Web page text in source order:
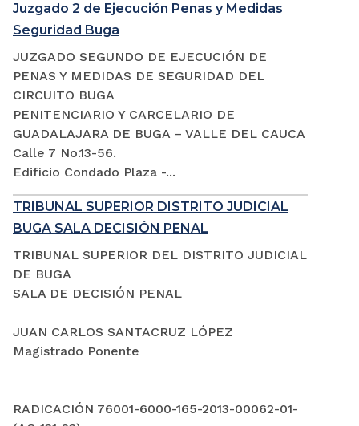
Juzgado 2 de Ejecución Penas y Medidas
Seguridad Buga
JUZGADO SEGUNDO DE EJECUCIÓN DE
PENAS Y MEDIDAS DE SEGURIDAD DEL
CIRCUITO BUGA
PENITENCIARIO Y CARCELARIO DE
GUADALAJARA DE BUGA – VALLE DEL CAUCA
Calle 7 No.13-56.
Edificio Condado Plaza -...
TRIBUNAL SUPERIOR DISTRITO JUDICIAL
BUGA SALA DECISIÓN PENAL
TRIBUNAL SUPERIOR DEL DISTRITO JUDICIAL
DE BUGA
SALA DE DECISIÓN PENAL
JUAN CARLOS SANTACRUZ LÓPEZ
Magistrado Ponente
RADICACIÓN 76001-6000-165-2013-00062-01-